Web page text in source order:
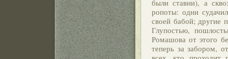
были ставни), а
ропоты: одни
своей бабой; другие
Глупостью,
Ромашова от этого
теперь за забором,